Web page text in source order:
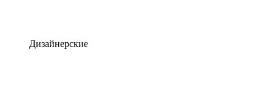
Дизайнерские